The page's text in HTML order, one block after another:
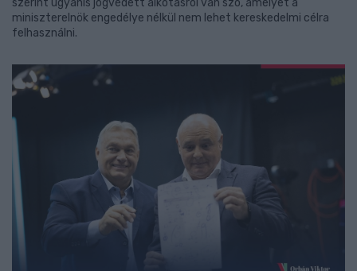
szerint ugyanis jogvédett alkotásról van szó, amelyet a
miniszterelnök engedélye nélkül nem lehet kereskedelmi célra
felhasználni.